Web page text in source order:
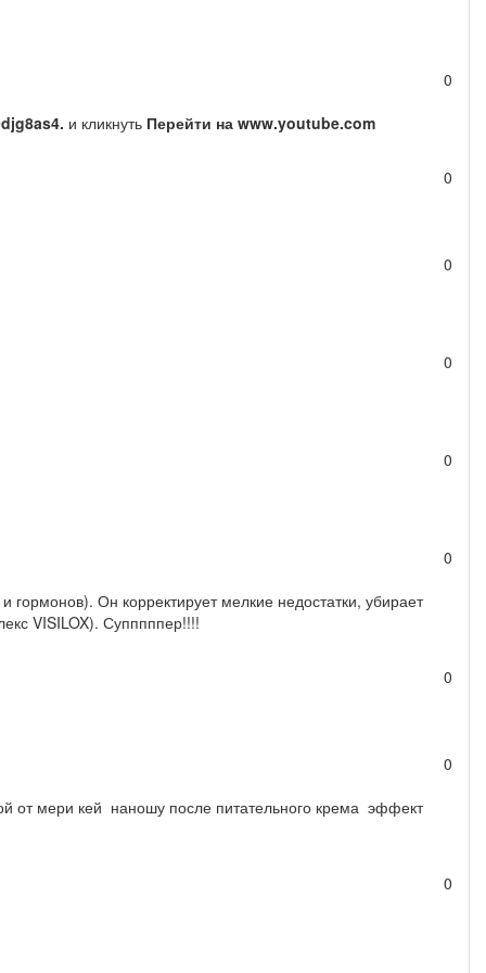
0
и кликнуть Перейти на www.youtube.com
0
0
0
0
0
Он корректирует мелкие недостатки, убирает
VISILOX). Супппппер!!!!
0
0
от мери кей наношу после питательного крема эффект
0